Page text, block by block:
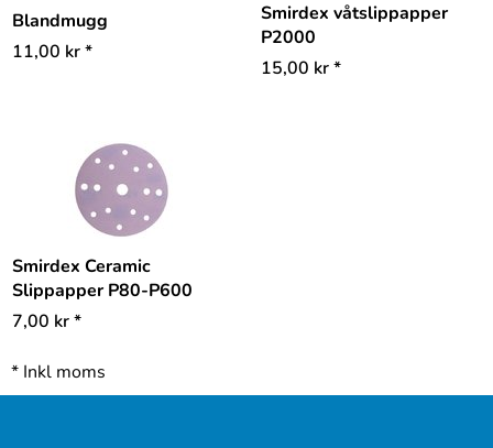
Blandmugg
11,00 kr*
Smirdex våtslippapper
P2000
15,00 kr*
Smirdex Ceramic
Slippapper P80-P600
7,00 kr*
* Inkl moms